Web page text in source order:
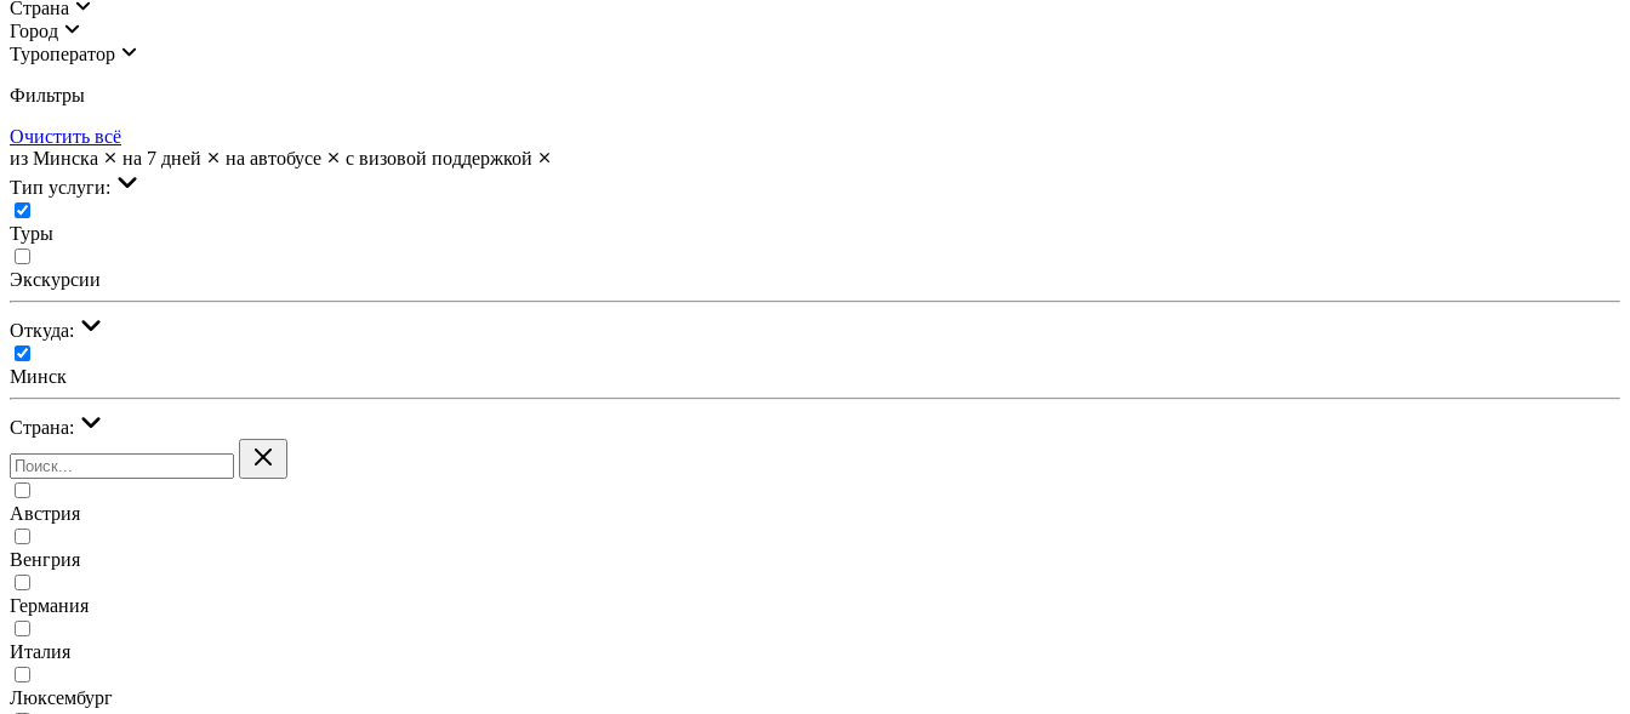
Страна
Город
Туроператор
Фильтры
Очистить всё
из Минска
на 7 дней на автобусе
с визовой поддержкой
Тип услуги:
Туры
Экскурсии
Откуда:
Минск
Страна:
Австрия
Венгрия
Германия
Италия
Люксембург